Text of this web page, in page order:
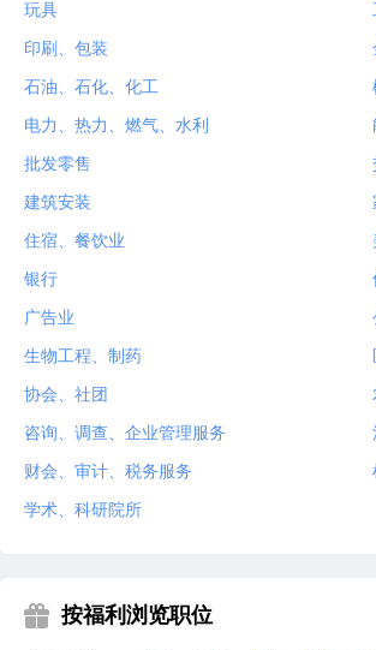
玩具
印刷、包装
石油、石化、化工
电力、热力、燃气、水利
批发零售
建筑安装
住宿、餐饮业
银行
广告业
生物工程、制药
协会、社团
咨询、调查、企业管理服务
财会、审计、税务服务
学术、科研院所
按福利浏览职位